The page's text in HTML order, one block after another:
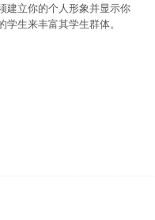
建立你的个人形象并显示你
生来丰富其学生群体。